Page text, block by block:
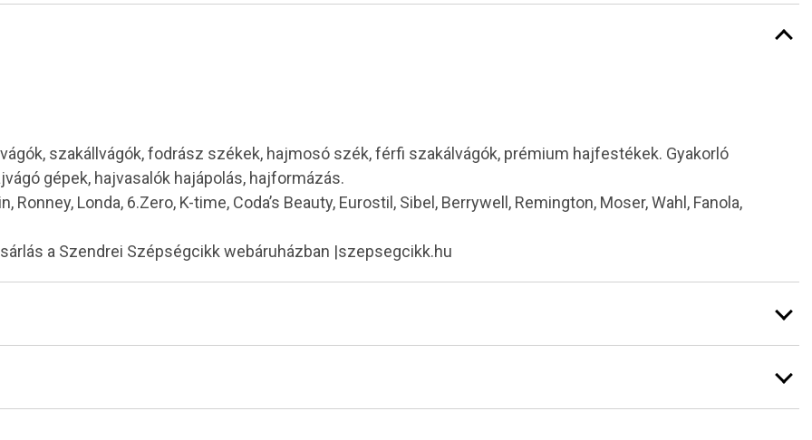
szakállvágók, fodrász székek, hajmosó szék, férfi szakálvágók, prémium hajfestékek. Gyakorló
gépek, hajvasalók hajápolás, hajformázás.
Ronney, Londa, 6.Zero, K-time, Coda’s Beauty, Eurostil, Sibel, Berrywell, Remington, Moser, Wahl, Fanola,
a Szendrei Szépségcikk webáruházban |szepsegcikk.hu